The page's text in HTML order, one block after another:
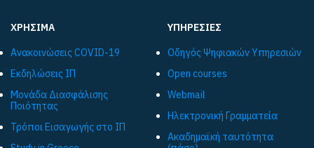
ΧΡΗΣΙΜΑ
Ανακοινώσεις COVID-19
Εκδηλώσεις ΙΠ
Μονάδα Διασφάλισης
Ποιότητας
Τρόποι Εισαγωγής στο ΙΠ
ΥΠΗΡΕΣΙΕΣ
Οδηγός Ψηφιακών Υπηρεσιών
Open courses
Webmail
Ηλεκτρονική Γραμματεία
Ακαδημαϊκή ταυτότητα